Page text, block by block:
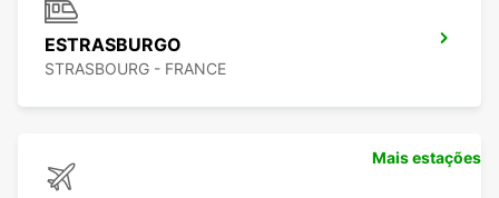
ESTRASBURGO
STRASBOURG - FRANCE
Mais estações